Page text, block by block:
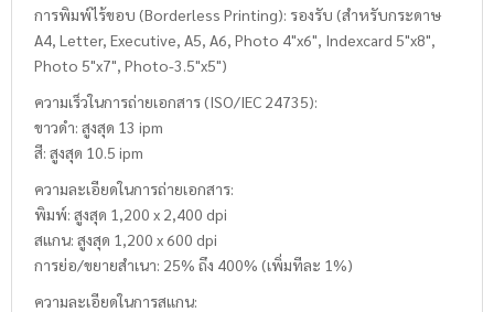
การพิมพ์ไร้ขอบ (Borderless Printing): รองรับ (สำหรับกระดาษ
A4, Letter, Executive, A5, A6, Photo 4"x6", Indexcard 5"x8",
Photo 5"x7", Photo-3.5"x5")
ความเร็วในการถ่ายเอกสาร (ISO/IEC 24735):
ขาวดำ: สูงสุด 13 ipm
สี: สูงสุด 10.5 ipm
ความละเอียดในการถ่ายเอกสาร:
พิมพ์: สูงสุด 1,200 x 2,400 dpi
สแกน: สูงสุด 1,200 x 600 dpi
การย่อ/ขยายสำเนา: 25% ถึง 400% (เพิ่มทีละ 1%)
ความละเอียดในการสแกน: